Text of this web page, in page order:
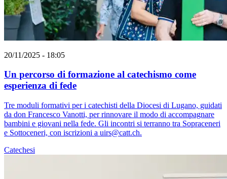
20/11/2025 - 18:05
Un percorso di formazione al catechismo come
esperienza di fede
Tre moduli formativi per i catechisti della Diocesi di Lugano, guidati
da don Francesco Vanotti, per rinnovare il modo di accompagnare
bambini e giovani nella fede. Gli incontri si terranno tra Sopraceneri
e Sottoceneri, con iscrizioni a uirs@catt.ch.
Catechesi